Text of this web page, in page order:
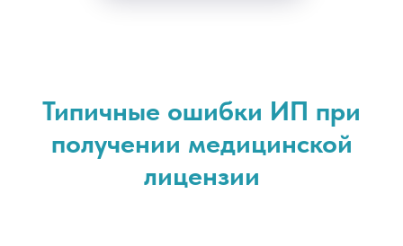
Типичные ошибки ИП при
получении медицинской
лицензии